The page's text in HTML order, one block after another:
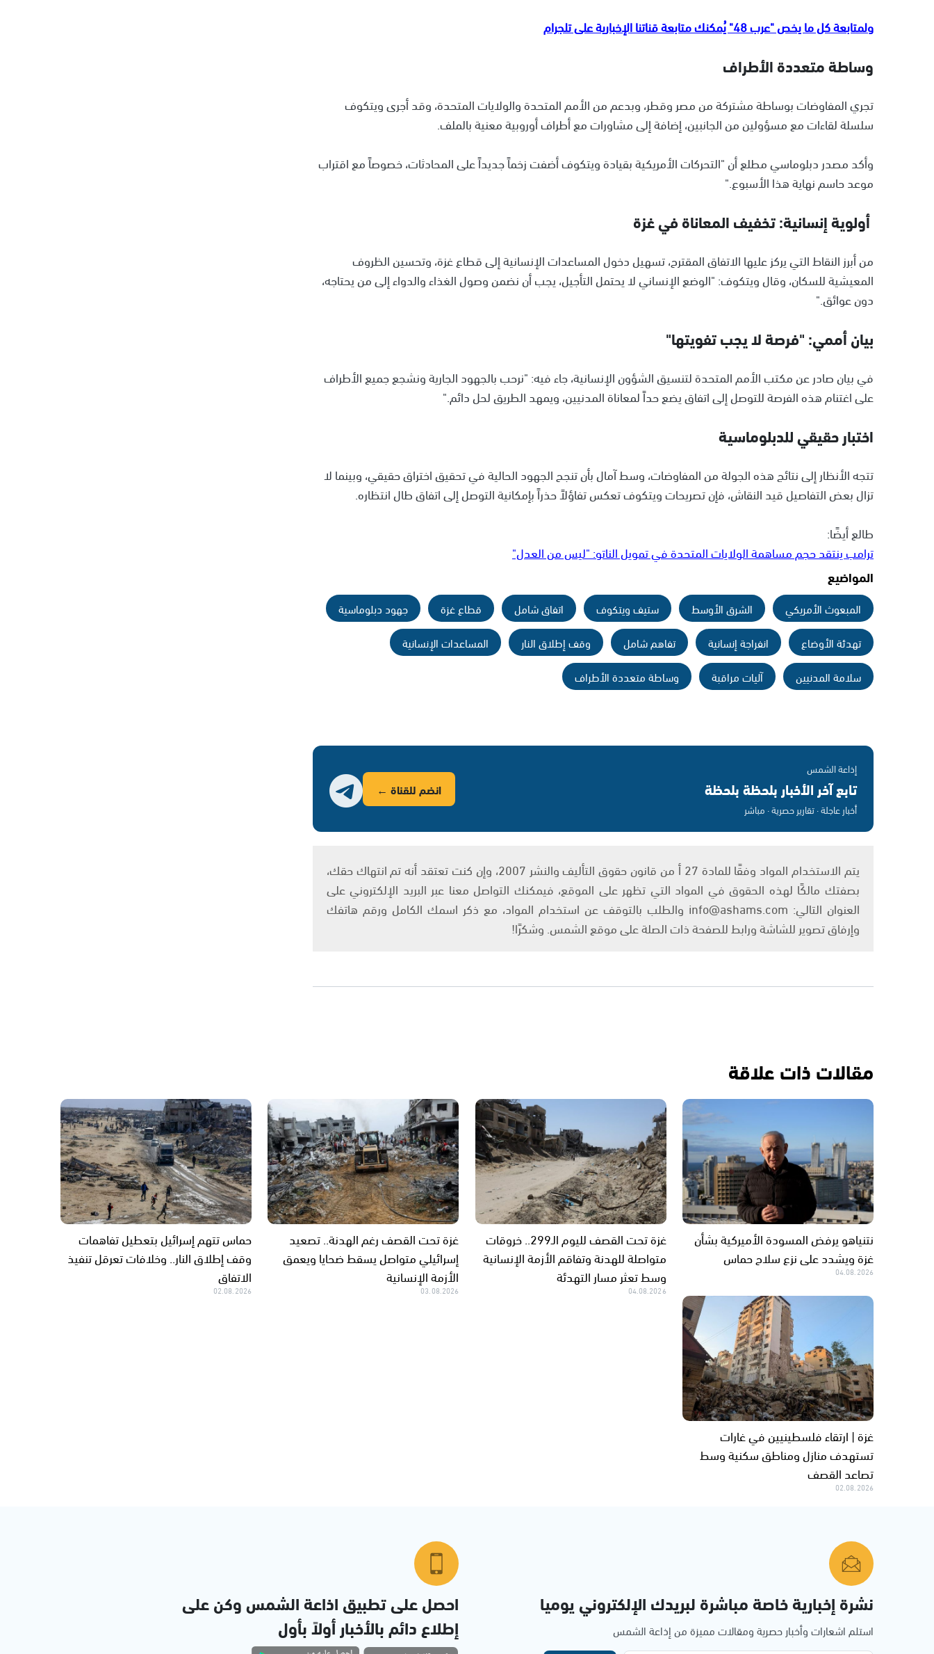
ولمتابعة كل ما يخص "عرب 48" يُمكنك متابعة قناتنا الإخبارية على تلجرام
وساطة متعددة الأطراف
تجري المفاوضات بوساطة مشتركة من مصر وقطر، وبدعم من الأمم المتحدة والولايات المتحدة، وقد أجرى ويتكوف
سلسلة لقاءات مع مسؤولين من الجانبين، إضافة إلى مشاورات مع أطراف أوروبية معنية بالملف.
وأكد مصدر دبلوماسي مطلع أن "التحركات الأمريكية بقيادة ويتكوف أضفت زخماً جديداً على المحادثات، خصوصاً مع اقتراب
موعد حاسم نهاية هذا الأسبوع."
أولوية إنسانية: تخفيف المعاناة في غزة
من أبرز النقاط التي يركز عليها الاتفاق المقترح، تسهيل دخول المساعدات الإنسانية إلى قطاع غزة، وتحسين الظروف
المعيشية للسكان، وقال ويتكوف: "الوضع الإنساني لا يحتمل التأجيل، يجب أن نضمن وصول الغذاء والدواء إلى من يحتاجه،
دون عوائق."
بيان أممي: "فرصة لا يجب تفويتها"
في بيان صادر عن مكتب الأمم المتحدة لتنسيق الشؤون الإنسانية، جاء فيه: "نرحب بالجهود الجارية ونشجع جميع الأطراف
على اغتنام هذه الفرصة للتوصل إلى اتفاق يضع حداً لمعاناة المدنيين، ويمهد الطريق لحل دائم."
اختبار حقيقي للدبلوماسية
تتجه الأنظار إلى نتائج هذه الجولة من المفاوضات، وسط آمال بأن تنجح الجهود الحالية في تحقيق اختراق حقيقي، وبينما لا
تزال بعض التفاصيل قيد النقاش، فإن تصريحات ويتكوف تعكس تفاؤلاً حذراً بإمكانية التوصل إلى اتفاق طال انتظاره.
طالع أيضًا:
ترامب ينتقد حجم مساهمة الولايات المتحدة في تمويل الناتو: "ليس من العدل"
المواضيع
المبعوث الأمريكي الشرق الأوسط ستيف ويتكوف اتفاق شامل قطاع غزة
جهود دبلوماسية
تهدئة الأوضاع
انفراجة إنسانية تفاهم شامل وقف إطلاق النار
المساعدات الإنسانية
سلامة المدنيين
آليات مراقبة وساطة متعددة الأطراف
إذاعة الشمس
تابع آخر الأخبار بلحظة بلحظة
أخبار عاجلة · تقارير حصرية · مباشر
انضم للقناة ←
يتم الاستخدام المواد وفقًا للمادة 27 أ من قانون حقوق التأليف والنشر 2007، وإن كنت تعتقد أنه تم انتهاك حقك،
بصفتك مالكًا لهذه الحقوق في المواد التي تظهر على الموقع، فيمكنك التواصل معنا عبر البريد الإلكتروني على
العنوان التالي: info@ashams.com والطلب بالتوقف عن استخدام المواد، مع ذكر اسمك الكامل ورقم هاتفك
وإرفاق تصوير للشاشة ورابط للصفحة ذات الصلة على موقع الشمس. وشكرًا!
مقالات ذات علاقة
نتنياهو يرفض المسودة الأميركية بشأن
غزة ويشدد على نزع سلاح حماس
04.08.2026
غزة تحت القصف لليوم الـ299.. خروقات
متواصلة للهدنة وتفاقم الأزمة الإنسانية
وسط تعثر مسار التهدئة
04.08.2026
غزة تحت القصف رغم الهدنة.. تصعيد
إسرائيلي متواصل يسقط ضحايا ويعمق
الأزمة الإنسانية
03.08.2026
حماس تتهم إسرائيل بتعطيل تفاهمات
وقف إطلاق النار.. وخلافات تعرقل تنفيذ
الاتفاق
02.08.2026
غزة | ارتقاء فلسطينيين في غارات
تستهدف منازل ومناطق سكنية وسط
تصاعد القصف
02.08.2026
نشرة إخبارية خاصة مباشرة لبريدك الإلكتروني يوميا
استلم اشعارات وأخبار حصرية ومقالات مميزة من إذاعة الشمس
احصل على تطبيق اذاعة الشمس وكن على
إطلاع دائم بالأخبار أولاً بأول